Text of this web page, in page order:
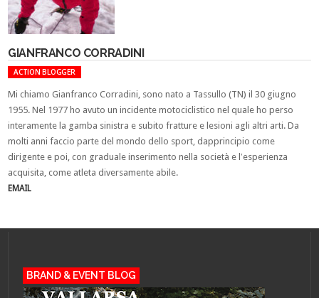
GIANFRANCO CORRADINI
ACTION BLOGGER
Mi chiamo Gianfranco Corradini, sono nato a Tassullo (TN) il 30 giugno
1955. Nel 1977 ho avuto un incidente motociclistico nel quale ho perso
interamente la gamba sinistra e subito fratture e lesioni agli altri arti. Da
molti anni faccio parte del mondo dello sport, dapprincipio come
dirigente e poi, con graduale inserimento nella società e l′esperienza
acquisita, come atleta diversamente abile.
EMAIL
BRAND & EVENT BLOG